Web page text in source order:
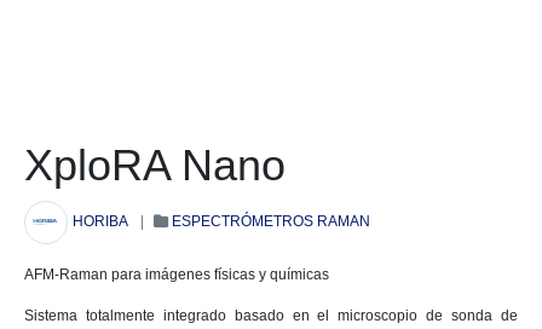
XploRA Nano
HORIBA | ESPECTRÓMETROS RAMAN
AFM-Raman para imágenes físicas y químicas
Sistema totalmente integrado basado en el microscopio de sonda de